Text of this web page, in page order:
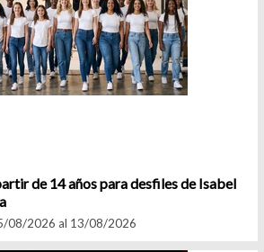
de 14 años para desfiles de Isabel
08/2026 al 13/08/2026